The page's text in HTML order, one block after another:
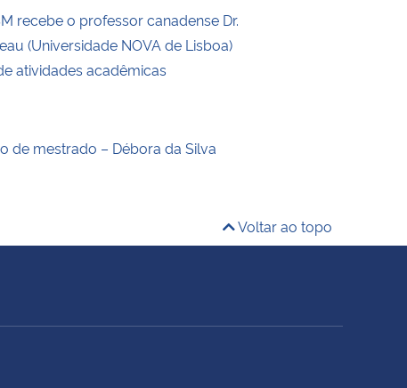
recebe o professor canadense Dr.
(Universidade NOVA de Lisboa)
atividades acadêmicas
de mestrado – Débora da Silva
Voltar ao topo